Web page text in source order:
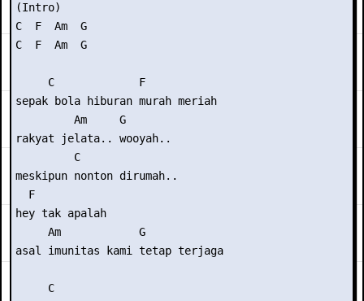
(Intro)
C  F  Am  G
C  F  Am  G
     C             F
sepak bola hiburan murah meriah
         Am     G
rakyat jelata.. wooyah..
         C
meskipun nonton dirumah..
  F
hey tak apalah
     Am            G
asal imunitas kami tetap terjaga
     C